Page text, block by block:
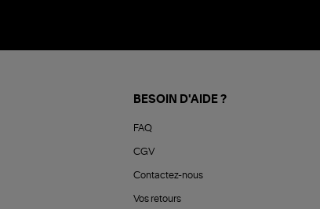
BESOIN D'AIDE ?
FAQ
CGV
Contactez-nous
Vos retours